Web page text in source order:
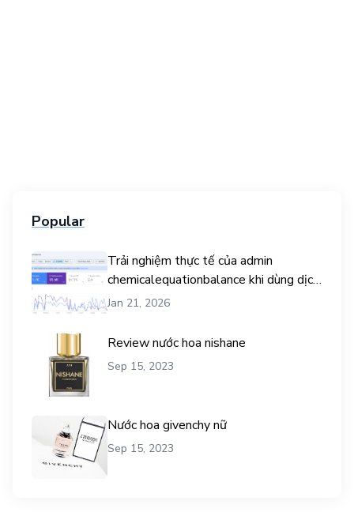
Popular
Trải nghiệm thực tế của admin
chemicalequationbalance khi dùng dịch
vụ mua traffic user
Jan 21, 2026
Review nước hoa nishane
Sep 15, 2023
Nước hoa givenchy nữ
Sep 15, 2023